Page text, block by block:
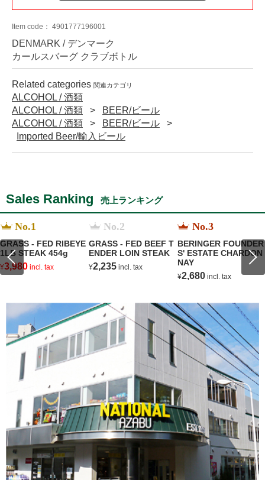
Item code： 4901777196001
DENMARK / デンマーク
カールスバーグ クラブボトル
Related categories 関連カテゴリ
ALCOHOL / 酒類
ALCOHOL / 酒類
BEER/ビール
ALCOHOL / 酒類
BEER/ビール
Imported Beer/輸入ビール
Sales Ranking 売上ランキング
No.1
GRASS - FED RIBEYE
1LB STEAK 454g
¥3,980 incl. tax
No.2
GRASS - FED BEEF T
ENDER LOIN STEAK
¥2,235 incl. tax
No.3
BERINGER FOUNDER
S' ESTATE CHARDON
NAY
¥2,680 incl. tax